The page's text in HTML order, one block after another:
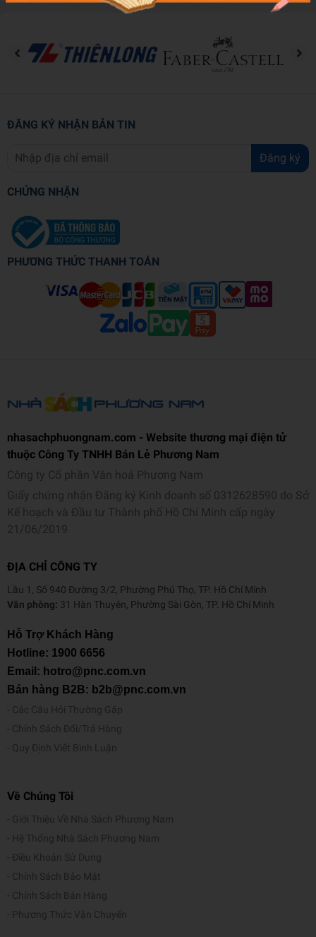
ĐĂNG KÝ NHẬN BẢN TIN
Đăng ký
CHỨNG NHẬN
PHƯƠNG THỨC THANH TOÁN
nhasachphuongnam.com - Website thương mại điện tử
thuộc Công Ty TNHH Bán Lẻ Phương Nam
Công ty Cổ phần Văn hoá Phương Nam
Giấy chứng nhận Đăng ký Kinh doanh số 0312628590 do Sở
Kế hoạch và Đầu tư Thành phố Hồ Chí Minh cấp ngày
21/06/2019
ĐỊA CHỈ CÔNG TY
Lầu 1, Số 940 Đường 3/2, Phường Phú Thọ, TP. Hồ Chí Minh
Văn phòng: 31 Hàn Thuyên, Phường Sài Gòn, TP. Hồ Chí Minh
Hỗ Trợ Khách Hàng
Hotline: 1900 6656
Email: hotro@pnc.com.vn
Bán hàng B2B: b2b@pnc.com.vn
Các Câu Hỏi Thường Gặp
Chính Sách Đổi/Trả Hàng
Quy Định Viết Bình Luận
Về Chúng Tôi
Giới Thiệu Về Nhà Sách Phương Nam
Hệ Thống Nhà Sách Phương Nam
Điều Khoản Sử Dụng
Chính Sách Bảo Mật
Chính Sách Bán Hàng
Phương Thức Vận Chuyển